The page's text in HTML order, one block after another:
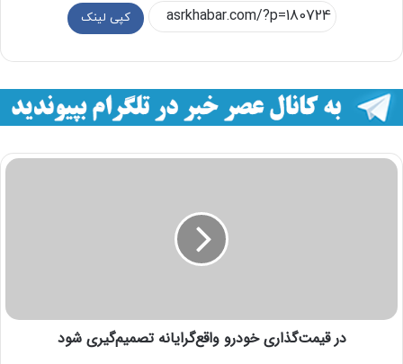
کپی لینک
در قیمت‌گذاری خودرو واقع‌گرایانه تصمیم‌گیری شود